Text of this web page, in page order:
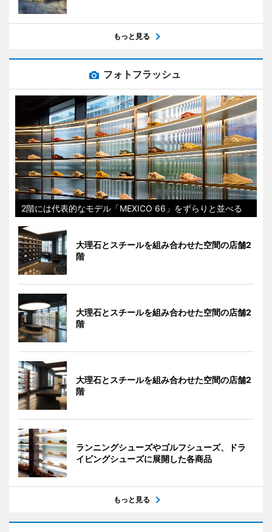
もっと見る
フォトフラッシュ
2階には代表的なモデル「MEXICO 66」をずらりと並べる
大理石とスチールを組み合わせた空間の店舗2
階
大理石とスチールを組み合わせた空間の店舗2
階
大理石とスチールを組み合わせた空間の店舗2
階
ランニングシューズやゴルフシューズ、ドラ
イビングシューズに展開した各商品
もっと見る